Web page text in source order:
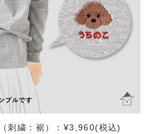
刺繍：裾）：¥3,960(税込)